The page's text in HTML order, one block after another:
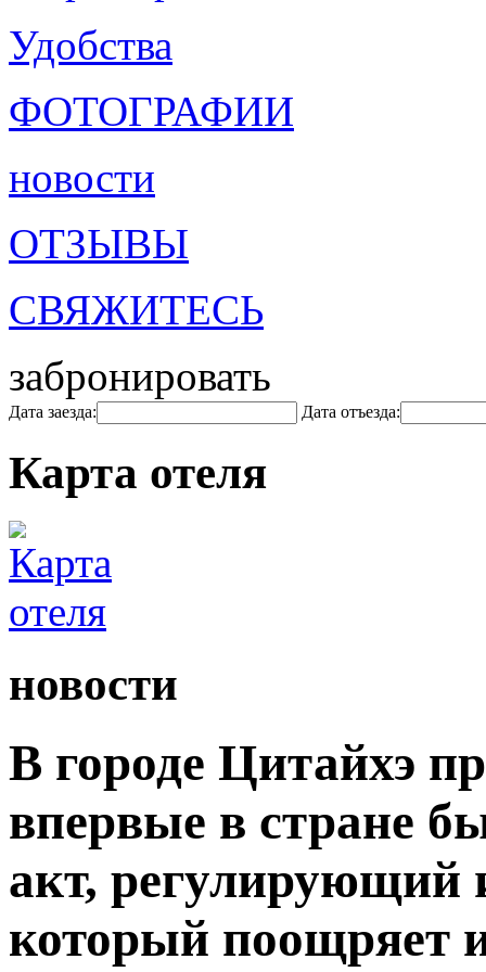
Удобства
ФОТОГРАФИИ
новости
ОТЗЫВЫ
СВЯЖИТЕСЬ
забронировать
Дата заезда: Дата отъезда:
Карта отеля
новости
В городе Цитайхэ
впервые в стране
акт, регулирующий
который поощряет